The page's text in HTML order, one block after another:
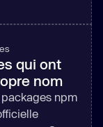
qui ont
nom
npm